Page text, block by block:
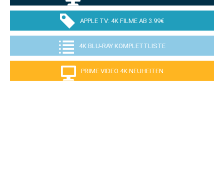
APPLE TV: 4K FILME AB 3.99€
4K BLU-RAY KOMPLETTLISTE
PRIME VIDEO 4K NEUHEITEN